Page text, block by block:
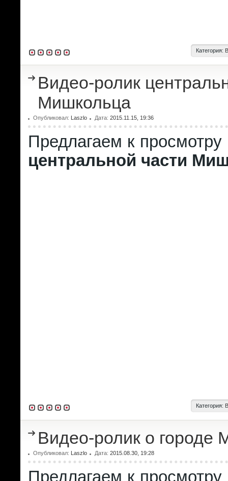
Категория:
Видео-ролик
Мишкольца
Опубликовал: Laszlo Дата: 2015.11.15, 19:36
Предлагаем к просмотру
центральной части
Категория:
Видео-ролик о городе
Опубликовал: Laszlo Дата: 2015.08.30, 19:28
Предлагаем к просмотру